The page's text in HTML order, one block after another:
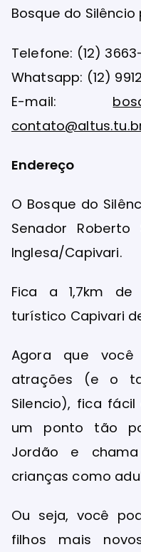
Bosque do
Telefone: (12)
Whatsapp: (12)
E-mail:
Endereço
O Bosque do
Senador Roberto
Inglesa/Capivari.
Fica a 1,7km de
turístico Capivari
Agora que
atrações (e o
Silencio), fica
um ponto tão
Jordão e
crianças como
Ou seja, você
filhos mais